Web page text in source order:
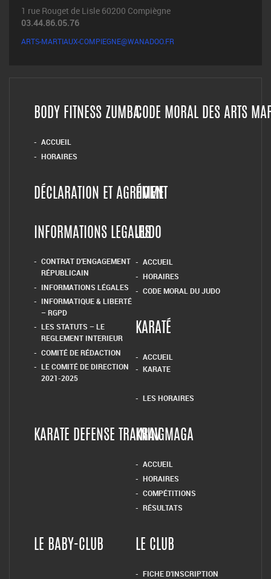
1 rue Rouget de Lisle 60200 Compiègne
03.44.86.05.76
ARTS-MARTIAUX-COMPIEGNE@WANADOO.FR
BODY FITNESS ZUMBA
ACCUEIL
HORAIRES
CODE MORAL DES ARTS
DÉCLARATION ET AGRÉMENT
HOME
INFORMATIONS LEGALES
CONTRAT D’ENGAGEMENT
RÉPUBLICAIN
INFORMATIONS LÉGALES
INFORMATIQUE & LIBERTÉ
– RGPD
LES STATUTS – LE
REGLEMENT INTERIEUR
COMITÉ DE RÉDACTION
LE COMITÉ DE DIRECTION
2021-2025
JUDO
ACCUEIL
HORAIRES
CODE MORAL DU JUDO
KARATÉ
ACCUEIL
KARATE
LES HORAIRES
KARATE DEFENSE TRAININGKRAV MAGA
ACCUEIL
HORAIRES
COMPÉTITIONS
RÉSULTATS
LE BABY-CLUB LE CLUB
FICHE D’INSCRIPTION